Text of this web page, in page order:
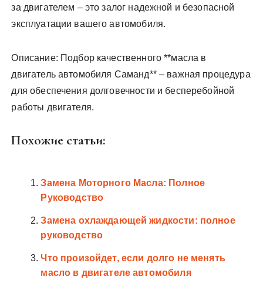
за двигателем – это залог надежной и безопасной
эксплуатации вашего автомобиля.
Описание: Подбор качественного **масла в
двигатель автомобиля Саманд** – важная процедура
для обеспечения долговечности и бесперебойной
работы двигателя.
Похожие статьи:
Замена Моторного Масла: Полное
Руководство
Замена охлаждающей жидкости: полное
руководство
Что произойдет, если долго не менять
масло в двигателе автомобиля